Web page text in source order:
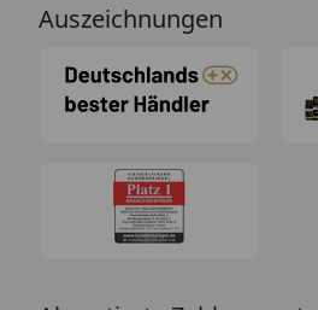
Auszeichnungen